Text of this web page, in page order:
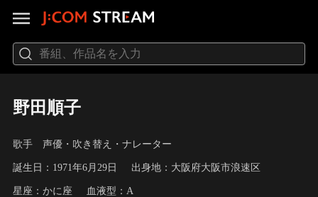
野田順子
歌手 声優・吹き替え・ナレーター
誕生日：1971年6月29日 出身地：大阪府大阪市浪速区
星座：かに座 血液型：A